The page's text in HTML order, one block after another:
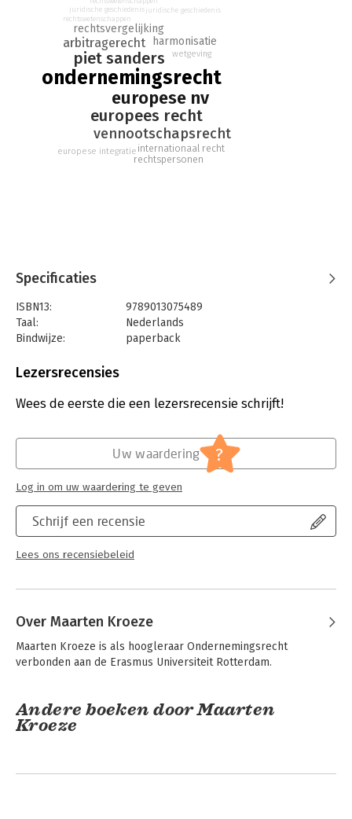
Deze bundel bestaat uit twee delen. In het eerste deel is een
verzameling opstellen en voordrachten gebundeld van Piet
Sanders over Europees ondernemingsrecht en arbitragerecht.
In het tweede deel van de bundel zijn de voordrachten
opgenomen van de sprekers tijdens het symposium.
ondernemingsrecht
europese nv
europees recht
piet sanders
vennootschapsrecht
arbitragerecht
rechtsvergelijking
harmonisatie
internationaal recht
rechtspersonen
wetgeving
europese integratie
rechtswetenschappen
juridische geschiedenis juridische geschiedenis
Specificaties
ISBN13:
9789013075489
Taal:
Nederlands
Bindwijze:
paperback
Uitgever:
Verschijningsdatum:
11-8-2010
Ondernemingsrecht
Serie:
Uitgave vanwege het Instituut voor
Lezersrecensies
Wees de eerste die een lezersrecensie schrijft!
Schrijf een recensie
Lees ons recensiebeleid
Uw waardering ?
Log in om uw waardering te geven
Over Maarten Kroeze
Maarten Kroeze is als hoogleraar Ondernemingsrecht
verbonden aan de Erasmus Universiteit Rotterdam.
Andere boeken door Maarten
Kroeze